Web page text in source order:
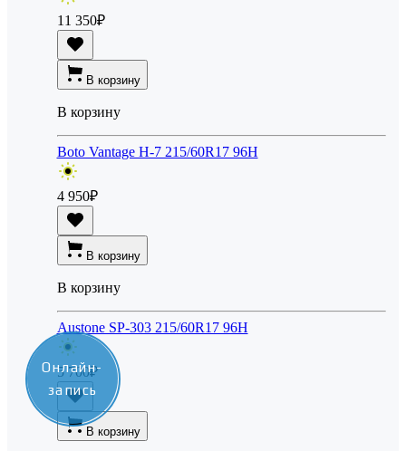
11 350₽
В корзину
В корзину
Boto Vantage H-7 215/60R17 96H
4 950₽
В корзину
В корзину
Austone SP-303 215/60R17 96H
5 700₽
В корзину
Онлайн-
запись